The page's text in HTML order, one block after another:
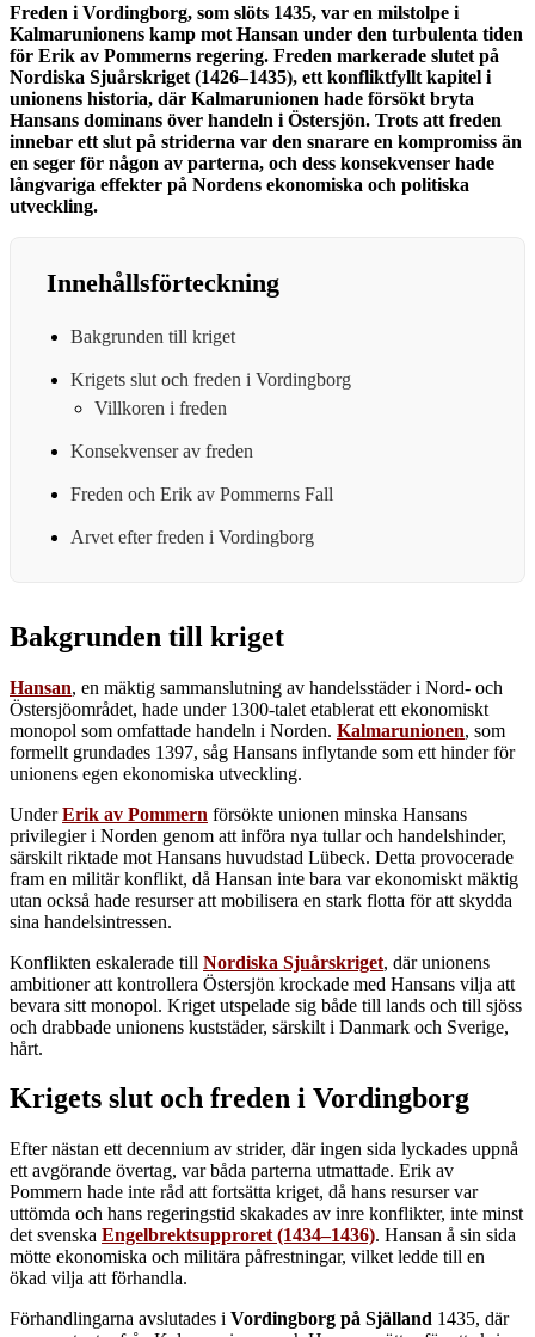
Freden i Vordingborg, som slöts 1435, var en milstolpe i
Kalmarunionens kamp mot Hansan under den turbulenta tiden
för Erik av Pommerns regering. Freden markerade slutet på
Nordiska Sjuårskriget (1426–1435), ett konfliktfyllt kapitel i
unionens historia, där Kalmarunionen hade försökt bryta
Hansans dominans över handeln i Östersjön. Trots att freden
innebar ett slut på striderna var den snarare en kompromiss än
en seger för någon av parterna, och dess konsekvenser hade
långvariga effekter på Nordens ekonomiska och politiska
utveckling.
Innehållsförteckning
Bakgrunden till kriget
Krigets slut och freden i Vordingborg
Villkoren i freden
Konsekvenser av freden
Freden och Erik av Pommerns Fall
Arvet efter freden i Vordingborg
Bakgrunden till kriget
Hansan, en mäktig sammanslutning av handelsstäder i Nord- och
Östersjöområdet, hade under 1300-talet etablerat ett ekonomiskt
monopol som omfattade handeln i Norden. Kalmarunionen, som
formellt grundades 1397, såg Hansans inflytande som ett hinder för
unionens egen ekonomiska utveckling.
UnderErik av Pommern försökte unionen minska Hansans
privilegier i Norden genom att införa nya tullar och handelshinder,
särskilt riktade mot Hansans huvudstad Lübeck. Detta provocerade
fram en militär konflikt, då Hansan inte bara var ekonomiskt mäktig
utan också hade resurser att mobilisera en stark flotta för att skydda
sina handelsintressen.
Konflikten eskalerade till Nordiska Sjuårskriget, där unionens
ambitioner att kontrollera Östersjön krockade med Hansans vilja att
bevara sitt monopol. Kriget utspelade sig både till lands och till sjöss
och drabbade unionens kuststäder, särskilt i Danmark och Sverige,
hårt.
Krigets slut och freden i Vordingborg
Efter nästan ett decennium av strider, där ingen sida lyckades uppnå
ett avgörande övertag, var båda parterna utmattade. Erik av
Pommern hade inte råd att fortsätta kriget, då hans resurser var
uttömda och hans regeringstid skakades av inre konflikter, inte minst
det svenska Engelbrektsupproret (1434–1436). Hansan å sin sida
mötte ekonomiska och militära påfrestningar, vilket ledde till en
ökad vilja att förhandla.
Förhandlingarna avslutades i Vordingborg på Själland 1435, där